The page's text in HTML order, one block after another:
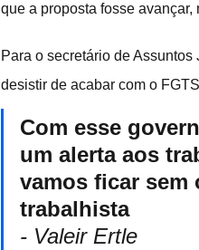
que a proposta fosse
Para o secretário de
desistir de acabar com o FGTS
Com esse
um alerta aos
vamos ficar sem
trabalhista
- Valeir Ertle